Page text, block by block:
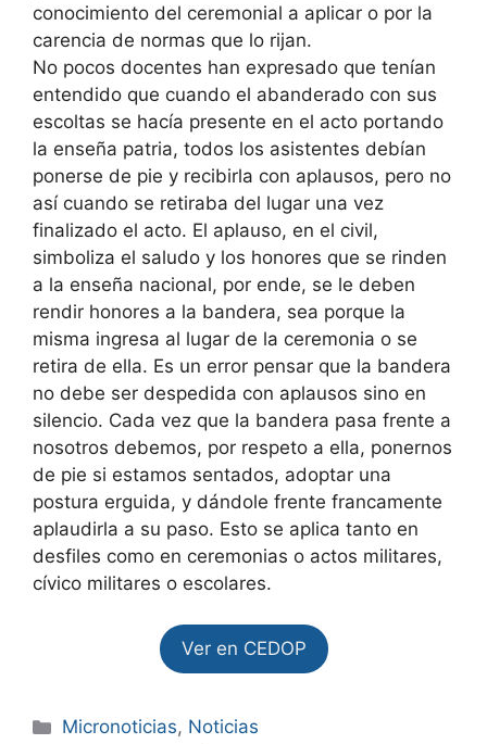
conocimiento del ceremonial a aplicar o por la
carencia de normas que lo rijan.
No pocos docentes han expresado que tenían
entendido que cuando el abanderado con sus
escoltas se hacía presente en el acto portando
la enseña patria, todos los asistentes debían
ponerse de pie y recibirla con aplausos, pero no
así cuando se retiraba del lugar una vez
finalizado el acto. El aplauso, en el civil,
simboliza el saludo y los honores que se rinden
a la enseña nacional, por ende, se le deben
rendir honores a la bandera, sea porque la
misma ingresa al lugar de la ceremonia o se
retira de ella. Es un error pensar que la bandera
no debe ser despedida con aplausos sino en
silencio. Cada vez que la bandera pasa frente a
nosotros debemos, por respeto a ella, ponernos
de pie si estamos sentados, adoptar una
postura erguida, y dándole frente francamente
aplaudirla a su paso. Esto se aplica tanto en
desfiles como en ceremonias o actos militares,
cívico militares o escolares.
Ver en CEDOP
Micronoticias, Noticias